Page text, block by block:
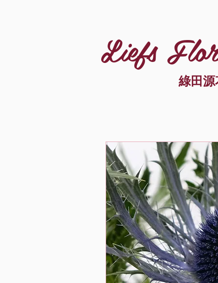
Liefs
綠田源